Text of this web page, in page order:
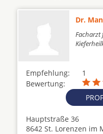
Dr.
Empfehlung:
1
Bewertung:
Hauptstraße 36
8642 St. Lorenzen im